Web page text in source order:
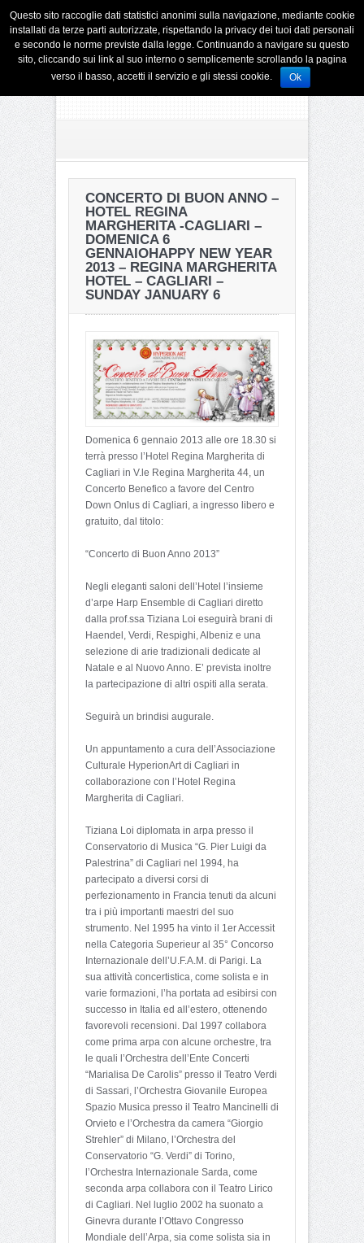
CONCERTO DI BUON ANNO –
HOTEL REGINA
MARGHERITA -CAGLIARI –
DOMENICA 6
GENNAIOHAPPY NEW YEAR
2013 – REGINA MARGHERITA
HOTEL – CAGLIARI –
SUNDAY JANUARY 6
Domenica 6 gennaio 2013 alle ore 18.30 si
terrà presso l’Hotel Regina Margherita di
Cagliari in V.le Regina Margherita 44, un
Concerto Benefico a favore del Centro
Down Onlus di Cagliari, a ingresso libero e
gratuito, dal titolo:
“Concerto di Buon Anno 2013”
Negli eleganti saloni dell’Hotel l’insieme
d’arpe Harp Ensemble di Cagliari diretto
dalla prof.ssa Tiziana Loi eseguirà brani di
Haendel, Verdi, Respighi, Albeniz e una
selezione di arie tradizionali dedicate al
Natale e al Nuovo Anno. E’ prevista inoltre
la partecipazione di altri ospiti alla serata.
Seguirà un brindisi augurale.
Un appuntamento a cura dell’Associazione
Culturale HyperionArt di Cagliari in
collaborazione con l’Hotel Regina
Margherita di Cagliari.
Tiziana Loi diplomata in arpa presso il
Conservatorio di Musica “G. Pier Luigi da
Palestrina” di Cagliari nel 1994, ha
partecipato a diversi corsi di
perfezionamento in Francia tenuti da alcuni
tra i più importanti maestri del suo
strumento. Nel 1995 ha vinto il 1er Accessit
nella Categoria Superieur al 35° Concorso
Internazionale dell’U.F.A.M. di Parigi. La
sua attività concertistica, come solista e in
varie formazioni, l’ha portata ad esibirsi con
successo in Italia ed all’estero, ottenendo
favorevoli recensioni. Dal 1997 collabora
come prima arpa con alcune orchestre, tra
le quali l’Orchestra dell’Ente Concerti
“Marialisa De Carolis” presso il Teatro Verdi
di Sassari, l’Orchestra Giovanile Europea
Spazio Musica presso il Teatro Mancinelli di
Orvieto e l’Orchestra da camera “Giorgio
Strehler” di Milano, l’Orchestra del
Conservatorio “G. Verdi” di Torino,
l’Orchestra Internazionale Sarda, come
seconda arpa collabora con il Teatro Lirico
di Cagliari. Nel luglio 2002 ha suonato a
Ginevra durante l’Ottavo Congresso
Mondiale dell’Arpa, sia come solista sia in
Questo sito raccoglie dati statistici anonimi sulla navigazione, mediante cookie
installati da terze parti autorizzate, rispettando la privacy dei tuoi dati personali
e secondo le norme previste dalla legge. Continuando a navigare su questo
sito, cliccando sui link al suo interno o semplicemente scrollando la pagina
verso il basso, accetti il servizio e gli stessi cookie.
Ok